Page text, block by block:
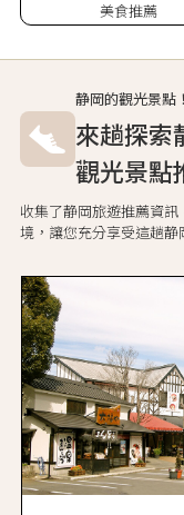
美食推薦
静岡的觀光景點！
來趟探索
觀光景點
收集了静岡旅遊推薦資
境，讓您充分享受這趟静